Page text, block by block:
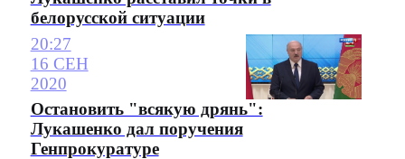
белорусской ситуации
20:27
16 СЕН
2020
Остановить "всякую дрянь":
Лукашенко дал поручения
Генпрокуратуре